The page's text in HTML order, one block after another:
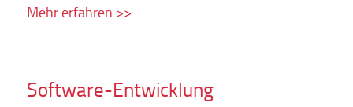
Mehr erfahren >>
Software-Entwicklung